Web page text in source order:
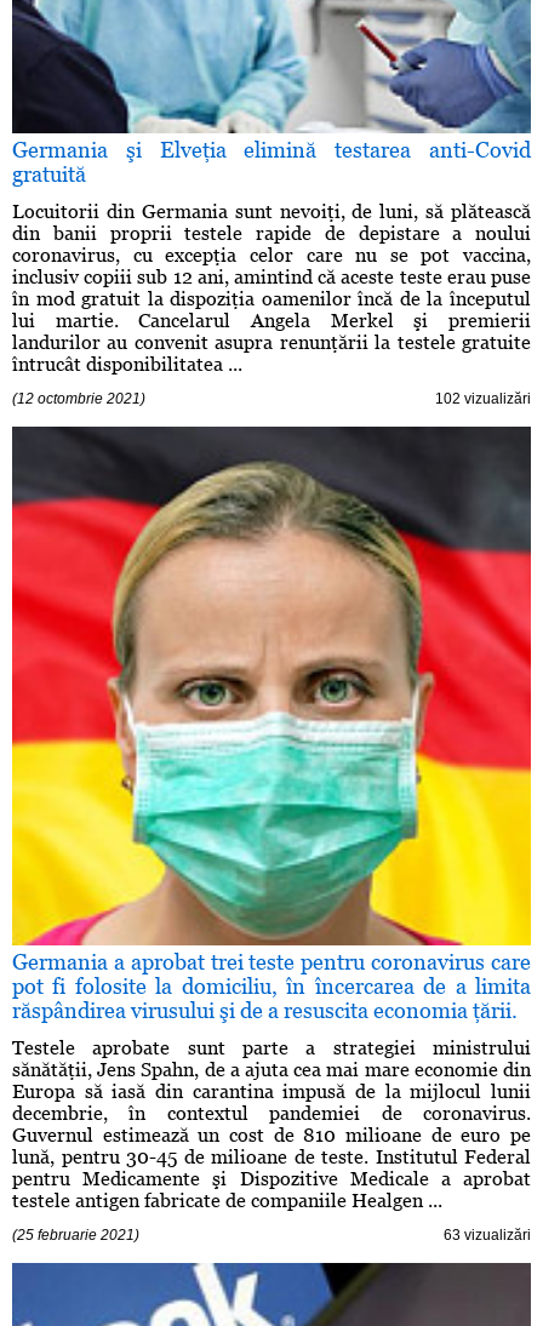
Germania şi Elveţia elimină testarea anti-Covid
gratuită
Locuitorii din Germania sunt nevoiţi, de luni, să plătească
din banii proprii testele rapide de depistare a noului
coronavirus, cu excepţia celor care nu se pot vaccina,
inclusiv copiii sub 12 ani, amintind că aceste teste erau puse
în mod gratuit la dispoziţia oamenilor încă de la începutul
lui martie. Cancelarul Angela Merkel şi premierii
landurilor au convenit asupra renunţării la testele gratuite
întrucât disponibilitatea ...
(12 octombrie 2021) 102 vizualizări
Germania a aprobat trei teste pentru coronavirus care
pot fi folosite la domiciliu, în încercarea de a limita
răspândirea virusului şi de a resuscita economia ţării.
Testele aprobate sunt parte a strategiei ministrului
sănătăţii, Jens Spahn, de a ajuta cea mai mare economie din
Europa să iasă din carantina impusă de la mijlocul lunii
decembrie, în contextul pandemiei de coronavirus.
Guvernul estimează un cost de 810 milioane de euro pe
lună, pentru 30-45 de milioane de teste. Institutul Federal
pentru Medicamente şi Dispozitive Medicale a aprobat
testele antigen fabricate de companiile Healgen ...
(25 februarie 2021) 63 vizualizări